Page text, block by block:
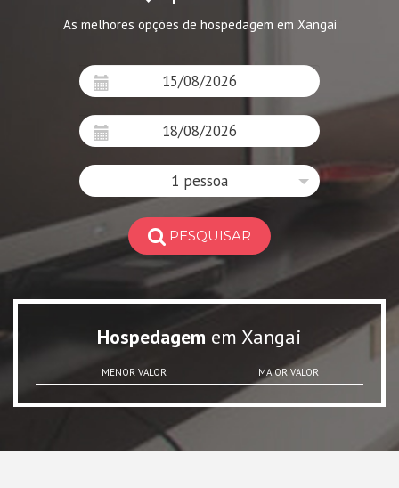
As melhores opções de hospedagem em Xangai
1 pessoa
PESQUISAR
Hospedagem em Xangai
MENOR VALOR MAIOR VALOR